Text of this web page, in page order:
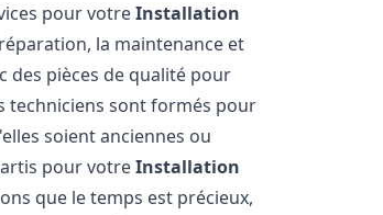
pour votreInstallation
la maintenance et
des pièces de qualité pour
techniciens sont formés pour
soient anciennes ou
pour votreInstallation
que le temps est précieux,